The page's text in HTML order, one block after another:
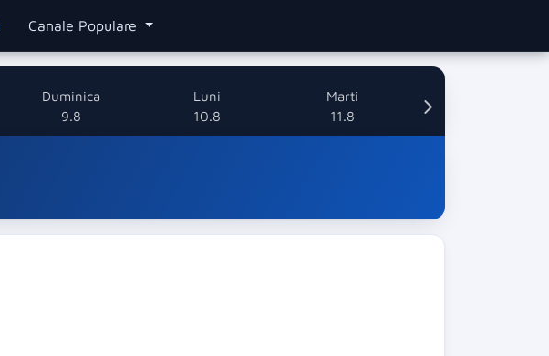
Canale Populare
Duminica
9.8
Luni
10.8
Marti
11.8